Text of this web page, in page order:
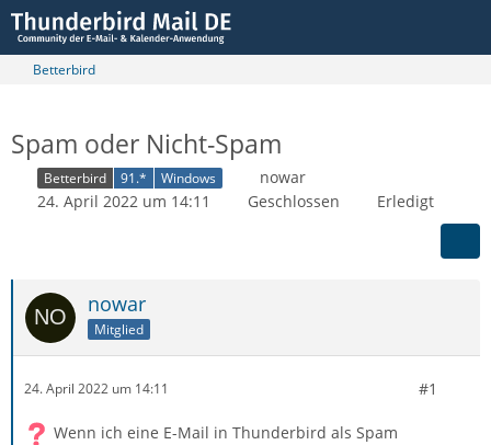
Betterbird
Spam oder Nicht-Spam
Betterbird 91.* Windows
nowar
24. April 2022 um 14:11
Geschlossen Erledigt
nowar
Mitglied
24. April 2022 um 14:11 #1
Wenn ich eine E-Mail in Thunderbird als Spam